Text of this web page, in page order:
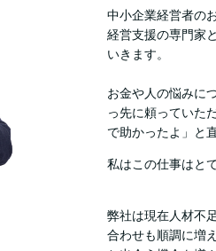
中小企業経営者の
経営支援の専門家
いきます。
お金や人の悩みに
っ先に頼っていた
で助かったよ」と
私はこの仕事はと
弊社は現在人材不
合わせも順調に増